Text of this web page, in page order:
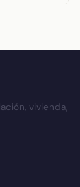
vivienda,